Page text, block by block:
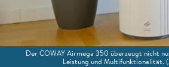
Der COWAY Airmega 350 überzeugt nicht
Leistung und Multifunktionalität.